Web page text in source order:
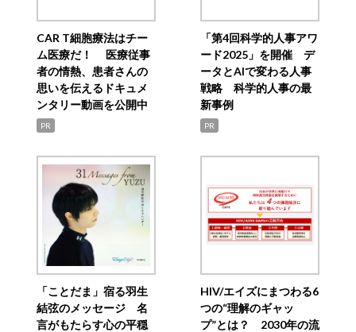
CAR T細胞療法はチー
ム医療だ！ 医療従事
者の情熱、患者さんの
思いを伝えるドキュメ
ンタリー動画を公開中
PR
「第4回科学的人事アワ
ード2025」を開催 デ
ータとAIで変わる人事
戦略 科学的人事の最
新事例
PR
「ことだま」宿る羽生
結弦のメッセージ 名
言がもたらす心の平穏
HIV/エイズにまつわる6
つの“理解のギャッ
プ”とは？ 2030年の流